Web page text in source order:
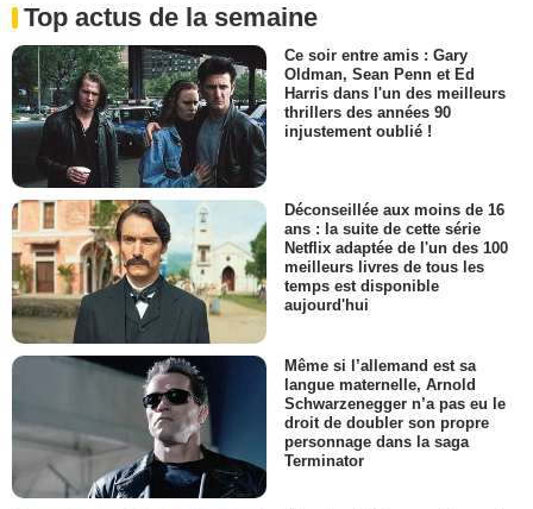
Top actus de la semaine
Ce soir entre amis : Gary
Oldman, Sean Penn et Ed
Harris dans l'un des meilleurs
thrillers des années 90
injustement oublié !
Déconseillée aux moins de 16
ans : la suite de cette série
Netflix adaptée de l'un des 100
meilleurs livres de tous les
temps est disponible
aujourd'hui
Même si l’allemand est sa
langue maternelle, Arnold
Schwarzenegger n’a pas eu le
droit de doubler son propre
personnage dans la saga
Terminator